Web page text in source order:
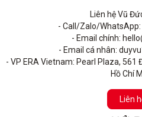
Liên hệ Vũ
- Call/Zalo/
- Email chính:
- Email cá nhân:
- VP ERA Vietnam: Pearl Plaza, 561
Hồ Chí
Liên